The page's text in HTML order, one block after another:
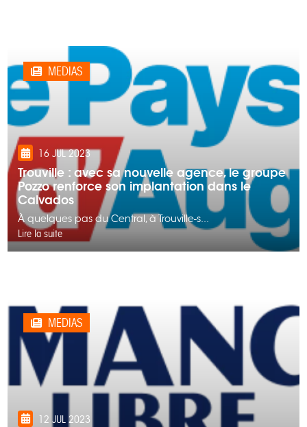
MEDIAS
16 JUL 2023
Trouville : avec sa nouvelle agence, le groupe
Pozzo renforce son implantation dans le
Calvados
À quelques pas du Central, à Trouville-s...
Lire la suite
MEDIAS
12 JUL 2023